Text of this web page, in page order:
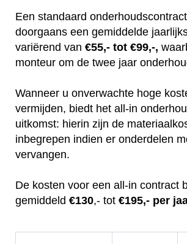
Een standaard
doorgaans een gemiddelde
variërend van €55,- tot €99,-,
monteur om de twee jaar
Wanneer u onverwachte hoge
vermijden, biedt het all-in
uitkomst: hierin zijn de
inbegrepen indien er onderdelen
vervangen.
De kosten voor een all-in contract
gemiddeld €130,- tot €195,- per